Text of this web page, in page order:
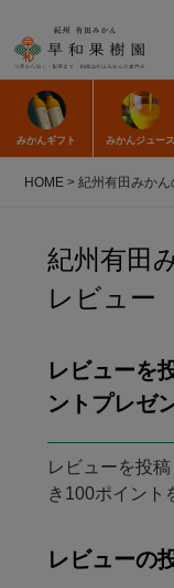
みかんギフト みかんジュース
HOME 紀州有田みか
紀州有田
レビュー
レビューを
ントプレゼ
レビューを投
き100ポイント
レビューの